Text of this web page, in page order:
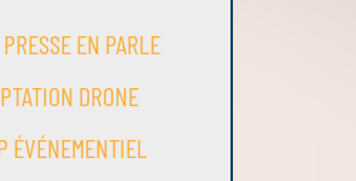
EN PARLE
DRONE
ÉVÉNEMENTIEL